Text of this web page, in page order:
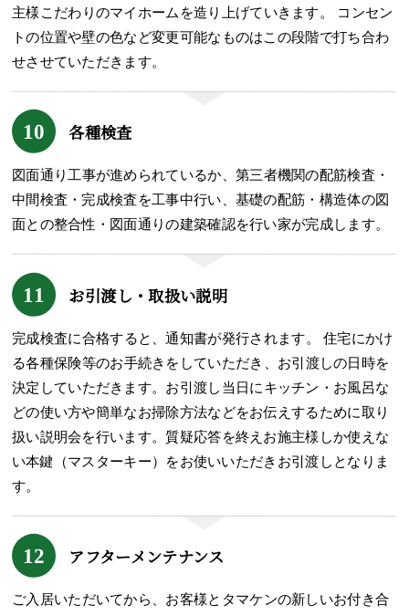
主様こだわりのマイホームを造り上げていきます。 コンセン
トの位置や壁の色など変更可能なものはこの段階で打ち合わ
せさせていただきます。
10 各種検査
図面通り工事が進められているか、第三者機関の配筋検査・
中間検査・完成検査を工事中行い、基礎の配筋・構造体の図
面との整合性・図面通りの建築確認を行い家が完成します。
11 お引渡し・取扱い説明
完成検査に合格すると、通知書が発行されます。 住宅にかけ
る各種保険等のお手続きをしていただき、お引渡しの日時を
決定していただきます。お引渡し当日にキッチン・お風呂な
どの使い方や簡単なお掃除方法などをお伝えするために取り
扱い説明会を行います。質疑応答を終えお施主様しか使えな
い本鍵（マスターキー）をお使いいただきお引渡しとなりま
す。
12 アフターメンテナンス
ご入居いただいてから、お客様とタマケンの新しいお付き合